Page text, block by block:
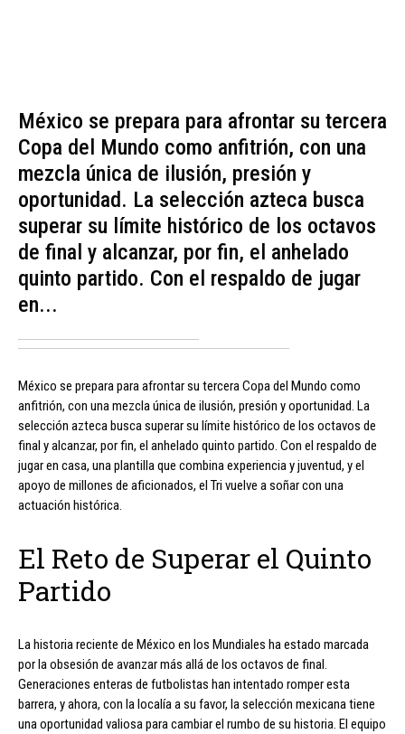
México se prepara para afrontar su tercera
Copa del Mundo como anfitrión, con una
mezcla única de ilusión, presión y
oportunidad. La selección azteca busca
superar su límite histórico de los octavos
de final y alcanzar, por fin, el anhelado
quinto partido. Con el respaldo de jugar
en...
México se prepara para afrontar su tercera Copa del Mundo como
anfitrión, con una mezcla única de ilusión, presión y oportunidad. La
selección azteca busca superar su límite histórico de los octavos de
final y alcanzar, por fin, el anhelado quinto partido. Con el respaldo de
jugar en casa, una plantilla que combina experiencia y juventud, y el
apoyo de millones de aficionados, el Tri vuelve a soñar con una
actuación histórica.
El Reto de Superar el Quinto
Partido
La historia reciente de México en los Mundiales ha estado marcada
por la obsesión de avanzar más allá de los octavos de final.
Generaciones enteras de futbolistas han intentado romper esta
barrera, y ahora, con la localía a su favor, la selección mexicana tiene
una oportunidad valiosa para cambiar el rumbo de su historia. El equipo